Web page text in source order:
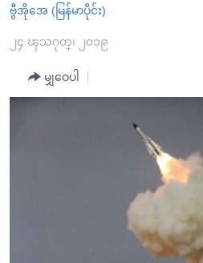
Link
များ
အကြောင်းအရာ
ကမ္ဘာ့သတင်းများ
နိုင်ငံတကာ
တရုတ်
အစ္စရေး-ပါလက်စတိုင်း
ဗွီဒီယို
ရပ်ဝန်းတခု လမ်းတခု အလွန်
အင်္ဂလိပ်စာလေ့လာမယ်
ရုပ်ရှင်ထဲက အင်္ဂလိပ်စာ
သုတပဒေသာ အင်္ဂလိပ်စာ
ရေဒီယိုနှင့်ရုပ်သံ အချက်အလက်များ
ရေဒီယို/တီဗွီအစီအစဉ်
Learning English
ဗွီအိုအေ (မြန်မာပိုင်း)
၂၄ ၾသဂုတ္၊ ၂၀၁၉
မျှဝေပါ